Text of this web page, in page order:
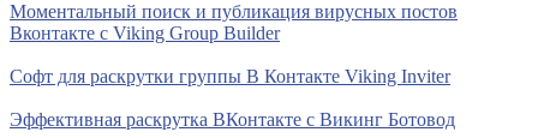
Моментальный поиск и публикация вирусных постов
Вконтакте с Viking Group Builder
Софт для раскрутки группы В Контакте Viking Inviter
Эффективная раскрутка ВКонтакте с Викинг Ботовод